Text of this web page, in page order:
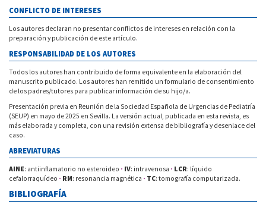
CONFLICTO DE INTERESES
Los autores declaran no presentar conflictos de intereses en relación con la
preparación y publicación de este artículo.
RESPONSABILIDAD DE LOS AUTORES
Todos los autores han contribuido de forma equivalente en la elaboración del
manuscrito publicado. Los autores han remitido un formulario de consentimiento
de los padres/tutores para publicar información de su hijo/a.
Presentación previa en Reunión de la Sociedad Española de Urgencias de Pediatría
(SEUP) en mayo de 2025 en Sevilla. La versión actual, publicada en esta revista, es
más elaborada y completa, con una revisión extensa de bibliografía y desenlace del
caso.
ABREVIATURAS
AINE: antiinflamatorio no esteroideo · IV: intravenosa · LCR: líquido
cefalorraquídeo · RM: resonancia magnética · TC: tomografía computarizada.
BIBLIOGRAFÍA